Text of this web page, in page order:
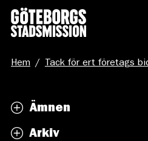
Hem / Tack för ert företags
Ämnen
Arkiv